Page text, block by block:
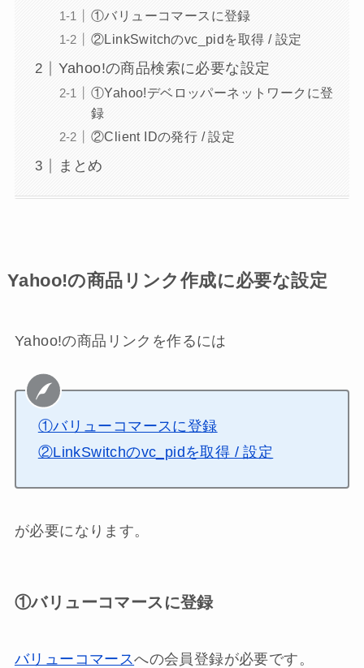
①バリューコマースに登録
②LinkSwitchのvc_pidを取得 / 設定
Yahoo!の商品検索に必要な設定
①Yahoo!デベロッパーネットワークに登
録
②Client IDの発行 / 設定
まとめ
Yahoo!の商品リンク作成に必要な設定
Yahoo!の商品リンクを作るには
①バリューコマースに登録
②LinkSwitchのvc_pidを取得 / 設定
が必要になります。
①バリューコマースに登録
バリューコマースへの会員登録が必要です。